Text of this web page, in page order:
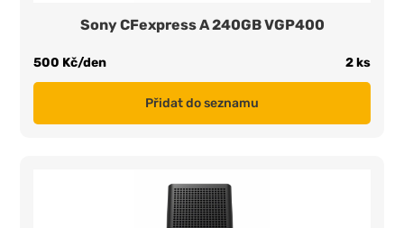
Sony CFexpress A 240GB VGP400
500 Kč/den 2 ks
Přidat do seznamu